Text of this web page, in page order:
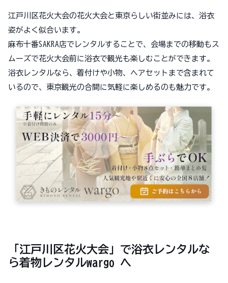
江戸川区花火大会の花火大会と東京らしい街並みには、浴衣
姿がよく似合います。
麻布十番SAKRA店でレンタルすることで、会場までの移動もス
ムーズで花火大会前に浴衣で観光も楽しむことができます。
浴衣レンタルなら、着付けや小物、ヘアセットまで含まれて
いるので、東京観光の合間に気軽に楽しめるのも魅力です。
「江戸川区花火大会」で浴衣レンタルな
ら着物レンタルwargo へ